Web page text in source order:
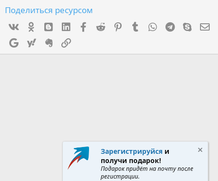
Поделиться ресурсом
Ok mes_blogger
Linked InFacebook
Reddit PinterestTumblr WhatsAppTelegram
Skype
Google Yahoo Evernote
Зарегистрируйся и
получи подарок!
Подарок придёт на почту после
регистрации.